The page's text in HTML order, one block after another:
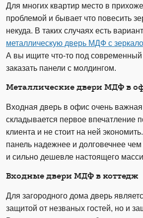
Для многих квартир место в
проблемой и бывает что повесить
некуда. В таких случаях есть
металлическую дверь МДФ с
А вы ищите что-то под
заказать панели с молдингом.
Металлические двери МДФ в
Входная дверь в офис очень важная
складывается первое впечатление
клиента и не стоит на ней
панель надежнее и долговечнее
и сильно дешевле настоящего
Входные двери МДФ в коттедж
Для загородного дома дверь
защитой от незваных гостей, но и